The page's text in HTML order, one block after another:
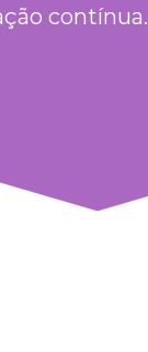
contínua.